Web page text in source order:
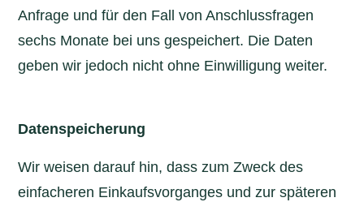
Anfrage und für den Fall von Anschlussfragen
sechs Monate bei uns gespeichert. Die Daten
geben wir jedoch nicht ohne Einwilligung weiter.
Datenspeicherung
Wir weisen darauf hin, dass zum Zweck des
einfacheren Einkaufsvorganges und zur späteren